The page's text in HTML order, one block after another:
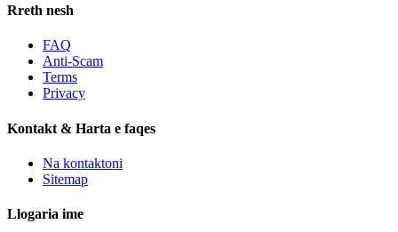
Rreth nesh
FAQ
Anti-Scam
Terms
Privacy
Kontakt & Harta e faqes
Na kontaktoni
Sitemap
Llogaria ime